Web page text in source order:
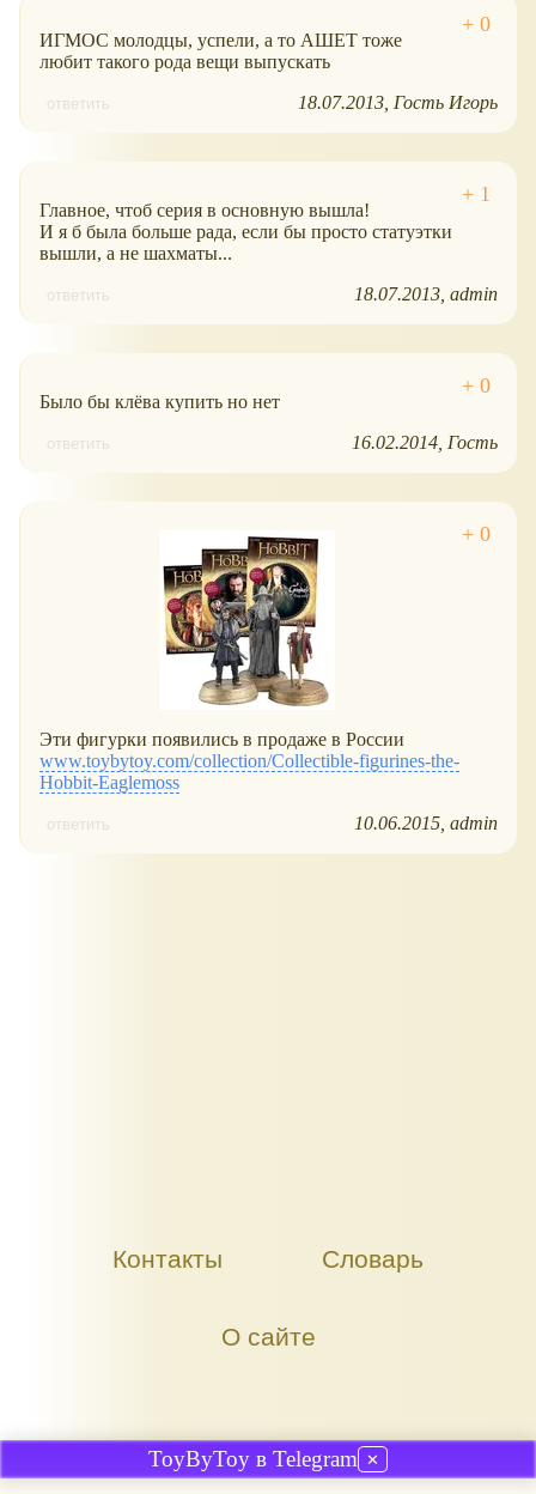
ИГМОС молодцы, успели, а то АШЕТ тоже
любит такого рода вещи выпускать
ответить 18.07.2013 Гость Игорь
Главное, чтоб серия в основную вышла!
И я б была больше рада, если бы просто статуэтки
вышли, а не шахматы...
ответить 18.07.2013 admin
Было бы клёва купить но нет
ответить 16.02.2014 Гость
Эти фигурки появились в продаже в России
www.toybytoy.com/collection/Collectible-figurines-the-
Hobbit-Eaglemoss
ответить 10.06.2015 admin
Контакты Словарь
О сайте
ToyByToy в Telegram ✕